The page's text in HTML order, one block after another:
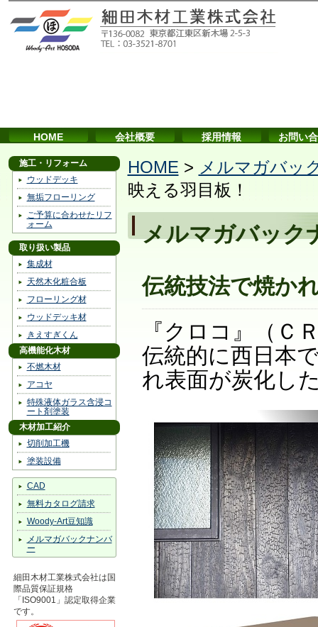
HOME 会社概要 採用情報 お問い
施工・リフォーム
ウッドデッキ
無垢フローリング
ご予算に合わせたリフ
ォーム
取り扱い製品
集成材
天然木化粧合板
フローリング材
ウッドデッキ材
きえすぎくん
高機能化木材
不燃木材
アコヤ
特殊液体ガラス含浸コ
ート剤塗装
木材加工紹介
切削加工機
塗装設備
CAD
無料カタログ請求
Woody-Art豆知識
メルマガバックナンバ
ー
細田木材工業株式会社は国
際品質保証規格
「ISO9001」認定取得企業
です。
HOME > メルマガバッ
映える羽目板！
メルマガバック
伝統技法で焼か
『クロコ』（Ｃ
伝統的に西日本
れ表面が炭化し